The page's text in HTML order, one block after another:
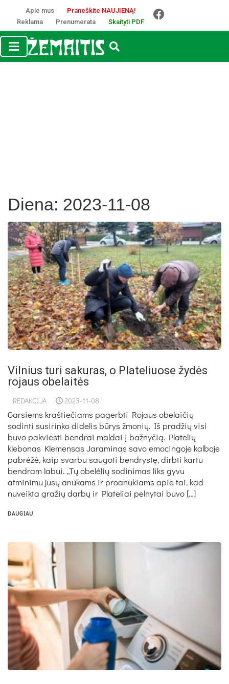
Apie mus
Praneškite NAUJIENĄ!
Reklama
Prenumerata Skaityti PDF
Diena: 2023-11-08
Vilnius turi sakuras, o Plateliuose žydės
rojaus obelaitės
REDAKCIJA 2023-11-08
Garsiems kraštiečiams pagerbti Rojaus obelaičių
sodinti susirinko didelis būrys žmonių. Iš pradžių visi
buvo pakviesti bendrai maldai į bažnyčią. Platelių
klebonas Klemensas Jaraminas savo emocingoje kalboje
pabrėžė, kaip svarbu saugoti bendrystę, dirbti kartu
bendram labui. „Tų obelėlių sodinimas liks gyvu
atminimu jūsų anūkams ir proanūkiams apie tai, kad
nuveikta gražių darbų ir Plateliai pelnytai buvo […]
DAUGIAU